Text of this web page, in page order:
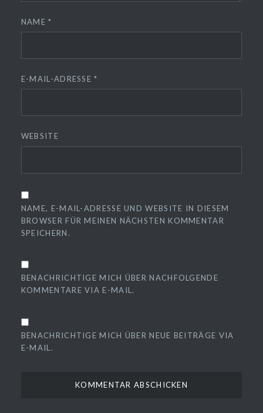
NAME*
E-MAIL-ADRESSE*
WEBSITE
NAME, E-MAIL-ADRESSE UND WEBSITE IN DIESEM
BROWSER FÜR MEINEN NÄCHSTEN KOMMENTAR
SPEICHERN.
BENACHRICHTIGE MICH ÜBER NACHFOLGENDE
KOMMENTARE VIA E-MAIL.
BENACHRICHTIGE MICH ÜBER NEUE BEITRÄGE VIA
E-MAIL.